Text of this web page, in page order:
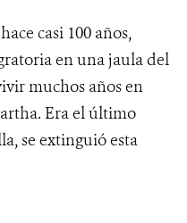
casi 100 años,
en una jaula del
muchos años en
Era el último
se extinguió esta